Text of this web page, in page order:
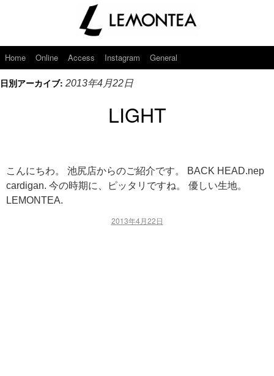
Home Online Access Instagram General
日別アーカイブ: 2013年4月22日
LIGHT
こんにちわ。 池尻店からのご紹介です。 BACK HEAD.nep
cardigan. 今の時期に、ピッタリですね。 優しい生地。
LEMONTEA.
2013年4月22日